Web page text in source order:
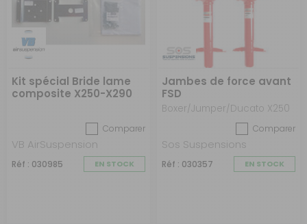
Kit spécial Bride lame
composite X250-X290
Comparer
VB AirSuspension
Réf : 030985 EN STOCK
Jambes de force avant
FSD
Boxer/Jumper/Ducato X250
Comparer
Sos Suspensions
Réf : 030357 EN STOCK